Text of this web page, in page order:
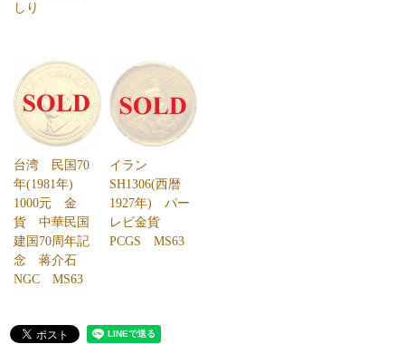
しり
台湾 民国70
年(1981年)
1000元 金
貨 中華民国
建国70周年記
念 蒋介石
NGC MS63
イラン
SH1306(西暦
1927年) パー
レビ金貨
PCGS MS63